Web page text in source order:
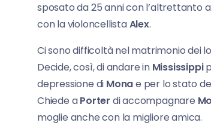
sposato da 25 anni con l’altrettanto
con la violoncellistaAlex.
Ci sono difficoltà nel matrimonio dei
Decide, così, di andare in Mississippi
depressione di Monae per lo stato
Chiede aPorter di accompagnare
moglie anche con la migliore amica.